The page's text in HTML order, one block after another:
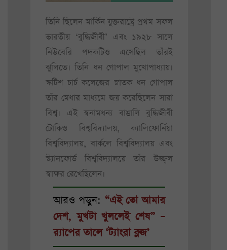
তিনি ছিলেন মার্কিন যুক্তরাষ্ট্রে প্রথম সফল
ভারতীয় ‘বুদ্ধিজীবী’ এবং ১৯২৮ সালে
নিউবেরি পদকটিও এসেছিল তাঁরই
ঝুলিতে। তিনি ধন গোপাল মুখোপাধ্যায়।
স্কটিশ চার্চ কলেজের স্নাতক ধন গোপাল
তাঁর মেধার মাধ্যমে জয় করেছিলেন সারা
বিশ্ব। এই স্বনামধন্য বাঙালি বুদ্ধিজীবী
টোকিও বিশ্ববিদ্যালয়, ক্যালিফোর্নিয়া
বিশ্ববিদ্যালয়, বার্কলে বিশ্ববিদ্যালয় এবং
স্ট্যানফোর্ড বিশ্ববিদ্যালয়ে তাঁর উজ্জ্বল
স্বাক্ষর রেখেছিলেন।
আরও পড়ুন: “এই তো আমার
দেশ, মুখটা খুললেই শেষ” –
র‍্যাপের তালে ‘ট্যাংরা ব্লুজ’